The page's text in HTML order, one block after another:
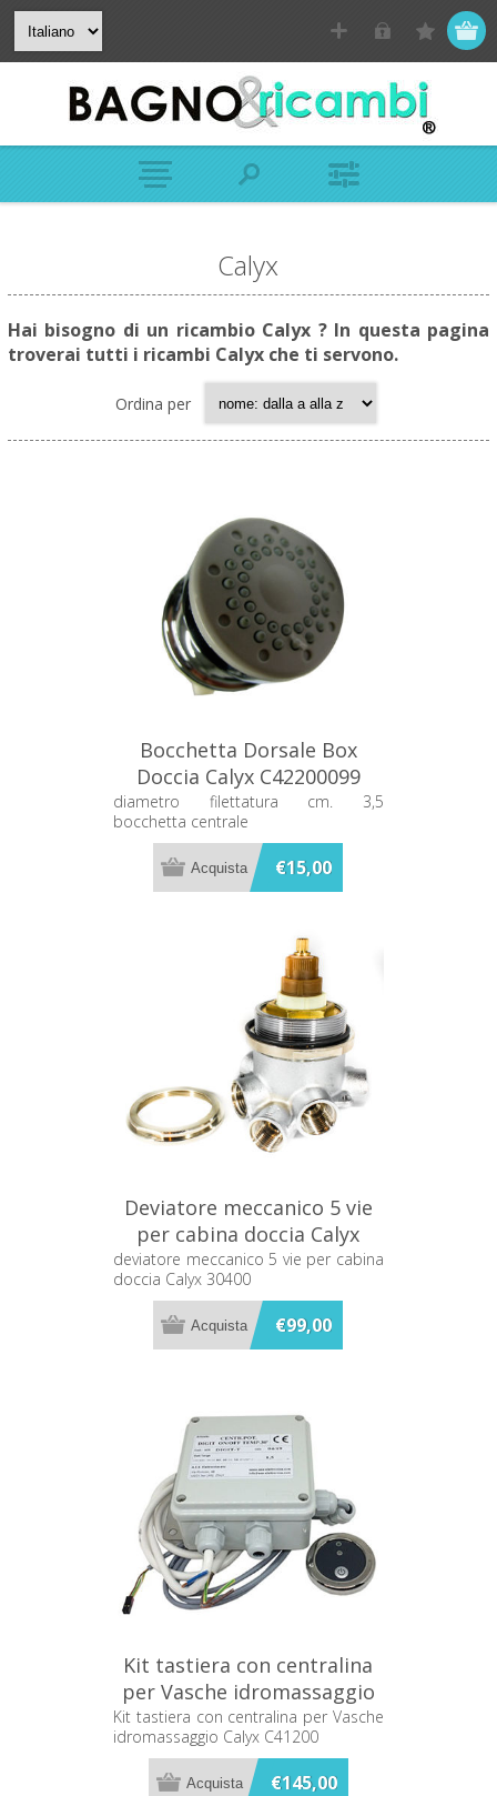
Calyx
Hai bisogno di un ricambio Calyx ? In questa pagina
troverai tutti i ricambi Calyx che ti servono.
Ordina per
Bocchetta Dorsale Box
Doccia Calyx C42200099
diametro filettatura cm. 3,5
bocchetta centrale
€15,00
Deviatore meccanico 5 vie
per cabina doccia Calyx
30400
deviatore meccanico 5 vie per cabina
doccia Calyx 30400
€99,00
Kit tastiera con centralina
per Vasche idromassaggio
Calyx C41200
Kit tastiera con centralina per Vasche
idromassaggio Calyx C41200
€145,00